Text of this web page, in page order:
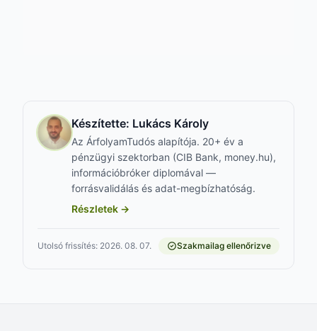
Készítette: Lukács Károly
Az ÁrfolyamTudós alapítója. 20+ év a
pénzügyi szektorban (CIB Bank, money.hu),
információbróker diplomával —
forrásvalidálás és adat-megbízhatóság.
Részletek →
Utolsó frissítés: 2026. 08. 07. Szakmailag ellenőrizve